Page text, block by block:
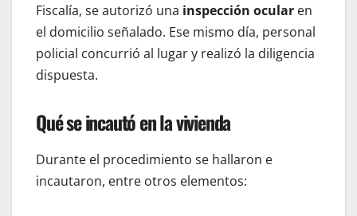
Fiscalía, se autorizó una inspección ocular en
el domicilio señalado. Ese mismo día, personal
policial concurrió al lugar y realizó la diligencia
dispuesta.
Qué se incautó en la vivienda
Durante el procedimiento se hallaron e
incautaron, entre otros elementos: